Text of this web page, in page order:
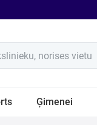
norises vietu
Ģimenei